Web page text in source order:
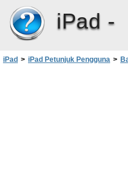
iPad -
iPad > iPad Petunjuk Pengguna >